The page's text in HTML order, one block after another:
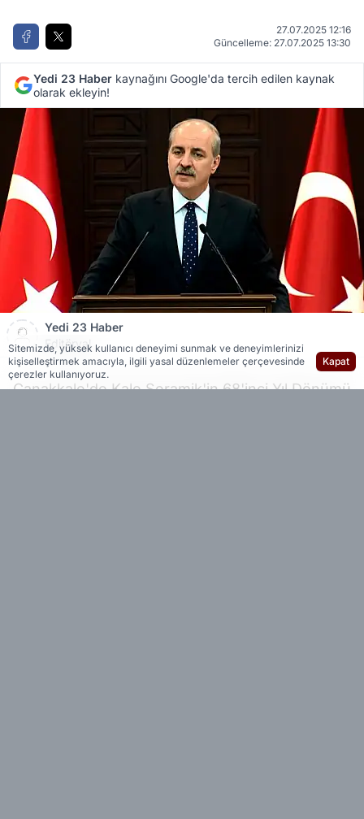
27.07.2025 12:16
Güncelleme: 27.07.2025 13:30
Yedi 23 Haber kaynağını Google'da tercih edilen kaynak
olarak ekleyin!
Yedi 23 Haber
Editöryal
Çanakkale'de Kale Seramik'in 68'inci Yıl Dönümü
Sitemizde, yüksek kullanıcı deneyimi sunmak ve deneyimlerinizi
kişiselleştirmek amacıyla, ilgili yasal düzenlemeler çerçevesinde
çerezler kullanıyoruz.
Kapat